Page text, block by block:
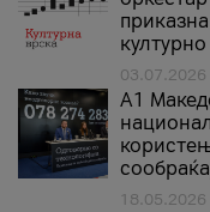
03.07.2026
A1
18.05.2026